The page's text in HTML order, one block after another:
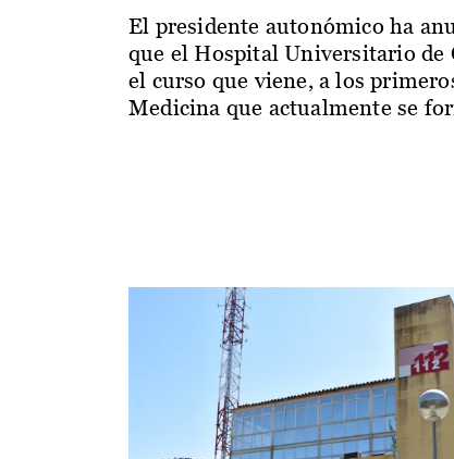
El presidente autonómico ha
que el Hospital Universitario de
el curso que viene, a los
Medicina que actualmente se